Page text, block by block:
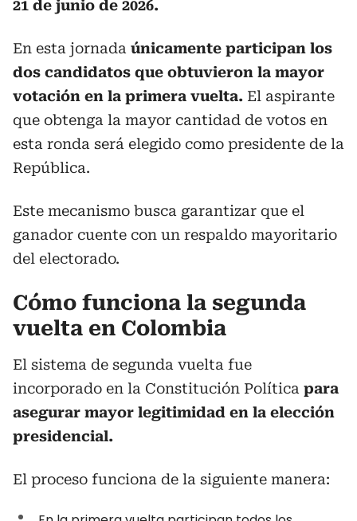
21 de junio de 2026.
En esta jornada únicamente participan los
dos candidatos que obtuvieron la mayor
votación en la primera vuelta. El aspirante
que obtenga la mayor cantidad de votos en
esta ronda será elegido como presidente de la
República.
Este mecanismo busca garantizar que el
ganador cuente con un respaldo mayoritario
del electorado.
Cómo funciona la segunda
vuelta en Colombia
El sistema de segunda vuelta fue
incorporado en la Constitución Política para
asegurar mayor legitimidad en la elección
presidencial.
El proceso funciona de la siguiente manera: